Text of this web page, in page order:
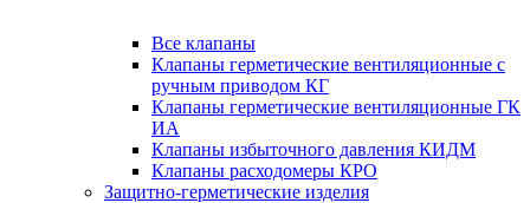
Все клапаны
Клапаны герметические вентиляционные с
ручным приводом КГ
Клапаны герметические вентиляционные ГК
ИА
Клапаны избыточного давления КИДМ
Клапаны расходомеры КРО
Защитно-герметические изделия